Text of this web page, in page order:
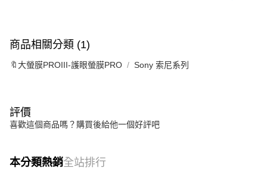
商品相關分類 (1)
🔖大螢膜PROIII-護眼螢膜PRO Sony 索尼系列
評價
喜歡這個商品嗎？購買後給他一個好評吧
本分類熱銷全站排行